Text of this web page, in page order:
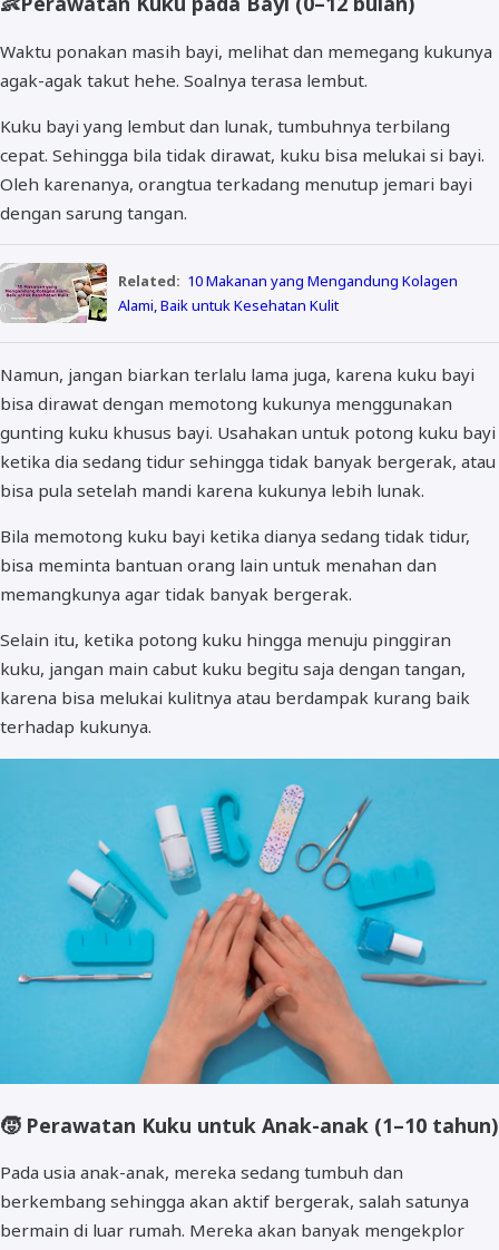
Waktu ponakan masih bayi, melihat dan memegang kukunya
agak-agak takut hehe. Soalnya terasa lembut.
Kuku bayi yang lembut dan lunak, tumbuhnya terbilang
cepat. Sehingga bila tidak dirawat, kuku bisa melukai si bayi.
Oleh karenanya, orangtua terkadang menutup jemari bayi
dengan sarung tangan.
Related: 10 Makanan yang Mengandung Kolagen
Alami, Baik untuk Kesehatan Kulit
Namun, jangan biarkan terlalu lama juga, karena kuku bayi
bisa dirawat dengan memotong kukunya menggunakan
gunting kuku khusus bayi. Usahakan untuk potong kuku bayi
ketika dia sedang tidur sehingga tidak banyak bergerak, atau
bisa pula setelah mandi karena kukunya lebih lunak.
Bila memotong kuku bayi ketika dianya sedang tidak tidur,
bisa meminta bantuan orang lain untuk menahan dan
memangkunya agar tidak banyak bergerak.
Selain itu, ketika potong kuku hingga menuju pinggiran
kuku, jangan main cabut kuku begitu saja dengan tangan,
karena bisa melukai kulitnya atau berdampak kurang baik
terhadap kukunya.
🧒Perawatan Kuku untuk Anak-anak (1–10 tahun)
Pada usia anak-anak, mereka sedang tumbuh dan
berkembang sehingga akan aktif bergerak, salah satunya
bermain di luar rumah. Mereka akan banyak mengekplor